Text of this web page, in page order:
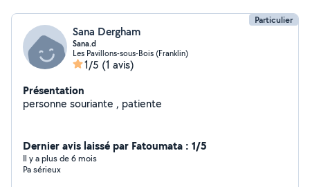
Particulier
Sana Dergham
Sana.d
Les Pavillons-sous-Bois (Franklin)
1/5 (1 avis)
Présentation
personne souriante , patiente
Dernier avis laissé par Fatoumata : 1/5
Il y a plus de 6 mois
Pa sérieux